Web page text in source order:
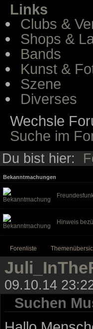
Links
Clubs &
Shops &
Bands
Kunst &
Szene
Diverses
Wechsle
Suche im
Du bist hier:
Bekanntmachungen
Hinweis
Forenliste
09.10.14
Suchen